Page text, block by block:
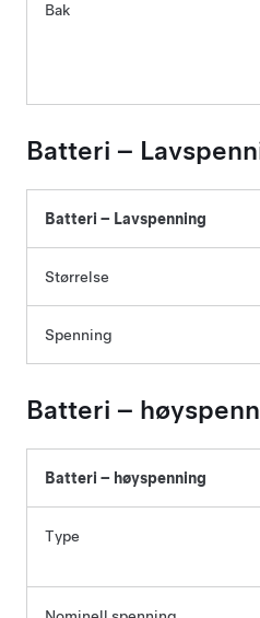
Bak
Batteri –
Batteri – Lavspenning
Størrelse
Spenning
Batteri –
Batteri – høyspenning
Type